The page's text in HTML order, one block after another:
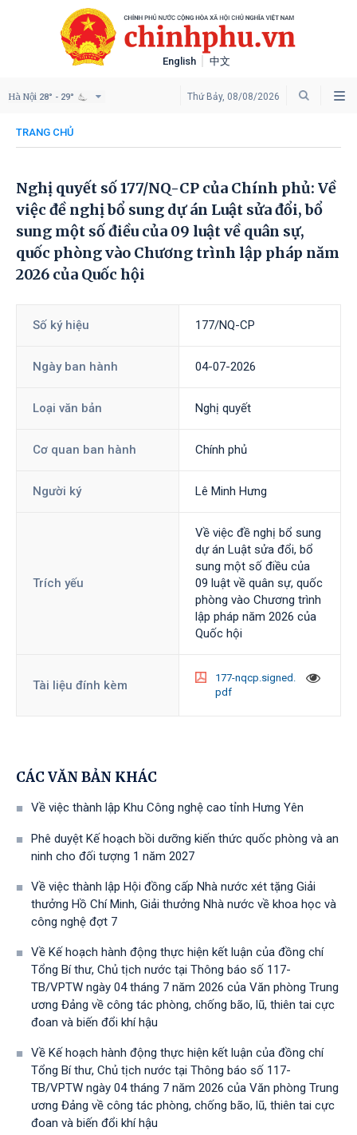
English 中文
Thứ Bảy, 08/08/2026
Hà Nội 28° - 29°
TRANG CHỦ
Nghị quyết số 177/NQ-CP của Chính phủ: Về
việc đề nghị bổ sung dự án Luật sửa đổi, bổ
sung một số điều của 09 luật về quân sự,
quốc phòng vào Chương trình lập pháp năm
2026 của Quốc hội
Số ký hiệu 177/NQ-CP
Ngày ban hành 04-07-2026
Loại văn bản Nghị quyết
Cơ quan ban hành Chính phủ
Người ký Lê Minh Hưng
Trích yếu
Về việc đề nghị bổ sung
dự án Luật sửa đổi, bổ
sung một số điều của
09 luật về quân sự, quốc
phòng vào Chương trình
lập pháp năm 2026 của
Quốc hội
Tài liệu đính kèm
177-nqcp.signed.
pdf
CÁC VĂN BẢN KHÁC
Về việc thành lập Khu Công nghệ cao tỉnh Hưng Yên
Phê duyệt Kế hoạch bồi dưỡng kiến thức quốc phòng và an
ninh cho đối tượng 1 năm 2027
Về việc thành lập Hội đồng cấp Nhà nước xét tặng Giải
thưởng Hồ Chí Minh, Giải thưởng Nhà nước về khoa học và
công nghệ đợt 7
Về Kế hoạch hành động thực hiện kết luận của đồng chí
Tổng Bí thư, Chủ tịch nước tại Thông báo số 117-
TB/VPTW ngày 04 tháng 7 năm 2026 của Văn phòng Trung
ương Đảng về công tác phòng, chống bão, lũ, thiên tai cực
đoan và biến đổi khí hậu
Về Kế hoạch hành động thực hiện kết luận của đồng chí
Tổng Bí thư, Chủ tịch nước tại Thông báo số 117-
TB/VPTW ngày 04 tháng 7 năm 2026 của Văn phòng Trung
ương Đảng về công tác phòng, chống bão, lũ, thiên tai cực
đoan và biến đổi khí hậu